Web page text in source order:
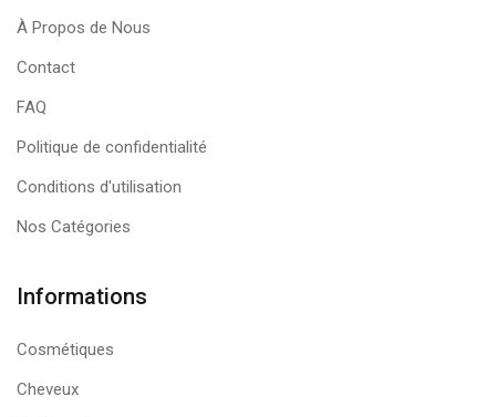
À Propos de Nous
Contact
FAQ
Politique de confidentialité
Conditions d'utilisation
Nos Catégories
Informations
Cosmétiques
Cheveux